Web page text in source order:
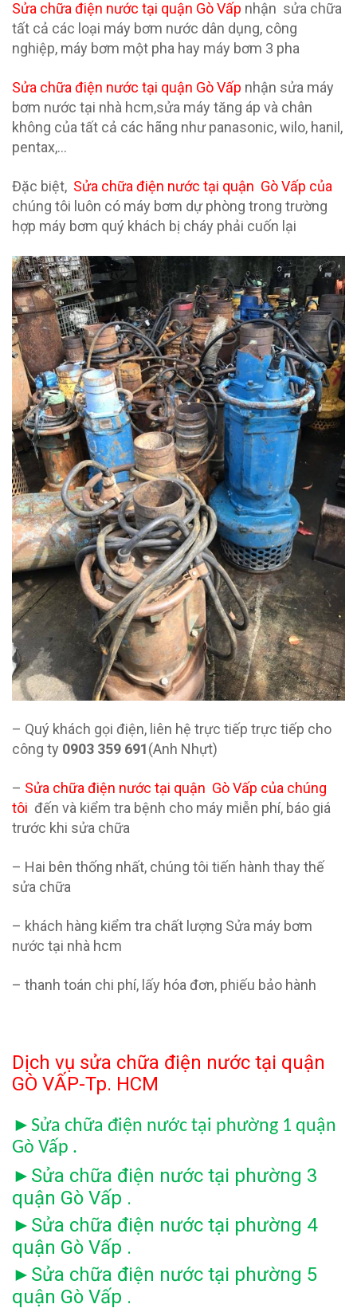
Sửa chữa điện nước tại quận Gò Vấp nhận sửa chữa
tất cả các loại máy bơm nước dân dụng, công
nghiệp, máy bơm một pha hay máy bơm 3 pha
Sửa chữa điện nước tại quận Gò Vấp nhận sửa máy
bơm nước tại nhà hcm,sửa máy tăng áp và chân
không của tất cả các hãng như panasonic, wilo, hanil,
pentax,…
Đặc biệt, Sửa chữa điện nước tại quận Gò Vấp của
chúng tôi luôn có máy bơm dự phòng trong trường
hợp máy bơm quý khách bị cháy phải cuốn lại
– Quý khách gọi điện, liên hệ trực tiếp trực tiếp cho
công ty 0903 359 691(Anh Nhựt)
– Sửa chữa điện nước tại quận Gò Vấp của chúng
tôi đến và kiểm tra bệnh cho máy miễn phí, báo giá
trước khi sửa chữa
– Hai bên thống nhất, chúng tôi tiến hành thay thế
sửa chữa
– khách hàng kiểm tra chất lượng Sửa máy bơm
nước tại nhà hcm
– thanh toán chi phí, lấy hóa đơn, phiếu bảo hành
Dịch vụ sửa chữa điện nước tại quận
GÒ VẤP-Tp. HCM
► Sửa chữa điện nước tại phường 1 quận
Gò Vấp .
► Sửa chữa điện nước tại phường 3
quận Gò Vấp .
► Sửa chữa điện nước tại phường 4
quận Gò Vấp .
► Sửa chữa điện nước tại phường 5
quận Gò Vấp .